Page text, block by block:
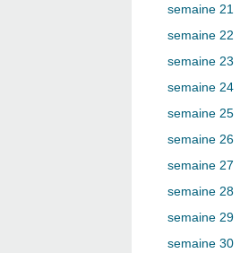
semaine 21
semaine 22
semaine 23
semaine 24
semaine 25
semaine 26
semaine 27
semaine 28
semaine 29
semaine 30